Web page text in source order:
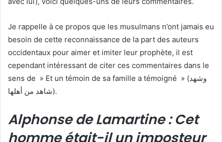
Je rappelle à ce propos que les musulmans n’ont jamais eu
besoin de cette reconnaissance de la part des auteurs
occidentaux pour aimer et imiter leur prophète, il est
cependant intéressant de citer ces commentaires dans le
sens de » Et un témoin de sa famille a témoigné » (وشهد
شاهد من أهلها).
Alphonse de Lamartine : Cet
homme était-il un imposteur